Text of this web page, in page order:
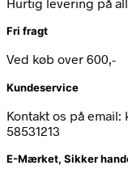
Fri fragt
Ved køb over 600,-
Kundeservice
Kontakt os på
58531213
E-Mærket, Sikker